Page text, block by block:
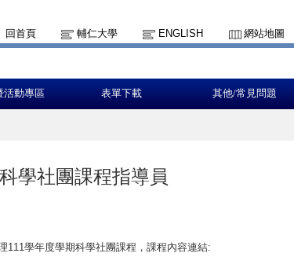
回首頁 輔仁大學 ENGLISH 網站地圖
活動專區 表單下載 其他/常見問題
學社團課程指導員
111學年度學期科學社團課程，課程內容連結: